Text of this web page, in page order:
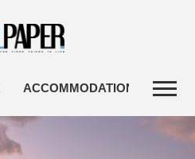
ACCOMMODATIONS